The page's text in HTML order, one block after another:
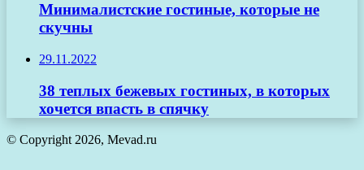
Минималистские гостиные, которые не
скучны
29.11.2022
38 теплых бежевых гостиных, в которых
хочется впасть в спячку
© Copyright 2026, Mevad.ru